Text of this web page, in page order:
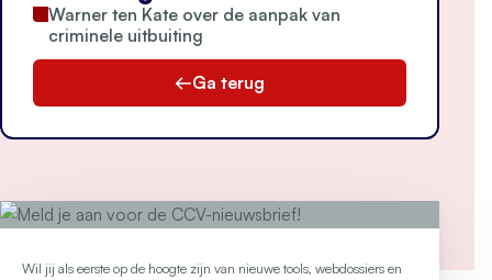
Warner ten Kate over de aanpak van
criminele uitbuiting
Ga terug
Wil jij als eerste op de hoogte zijn van nieuwe tools, webdossiers en